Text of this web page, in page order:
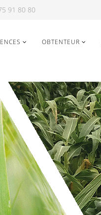
91 80 80
OBTENTEUR